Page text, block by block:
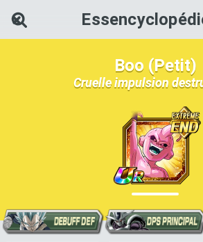
Boo (Petit)
Cruelle impulsion